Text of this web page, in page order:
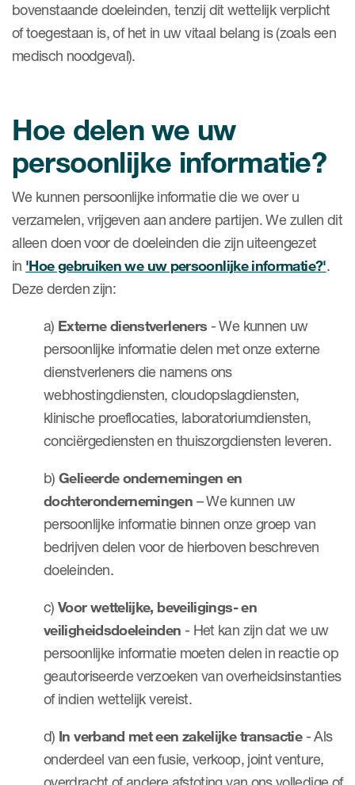
bovenstaande doeleinden, tenzij dit wettelijk verplicht
of toegestaan is, of het in uw vitaal belang is (zoals een
medisch noodgeval).
Hoe delen we uw
persoonlijke informatie?
We kunnen persoonlijke informatie die we over u
verzamelen, vrijgeven aan andere partijen. We zullen dit
alleen doen voor de doeleinden die zijn uiteengezet
in 'Hoe gebruiken we uw persoonlijke informatie?'.
Deze derden zijn:
a) Externe dienstverleners - We kunnen uw
persoonlijke informatie delen met onze externe
dienstverleners die namens ons
webhostingdiensten, cloudopslagdiensten,
klinische proeflocaties, laboratoriumdiensten,
conciërgediensten en thuiszorgdiensten leveren.
b)Gelieerde ondernemingen en
dochterondernemingen – We kunnen uw
persoonlijke informatie binnen onze groep van
bedrijven delen voor de hierboven beschreven
doeleinden.
c)Voor wettelijke, beveiligings- en
veiligheidsdoeleinden - Het kan zijn dat we uw
persoonlijke informatie moeten delen in reactie op
geautoriseerde verzoeken van overheidsinstanties
of indien wettelijk vereist.
d) In verband met een zakelijke transactie- Als
onderdeel van een fusie, verkoop, joint venture,